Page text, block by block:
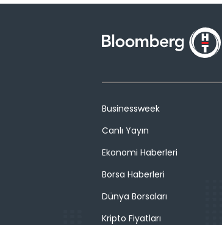
Businessweek
Canlı Yayın
Ekonomi Haberleri
Borsa Haberleri
Dünya Borsaları
Kripto Fiyatları